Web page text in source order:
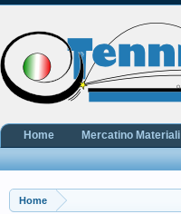
Home
Home Mercatino Materiali